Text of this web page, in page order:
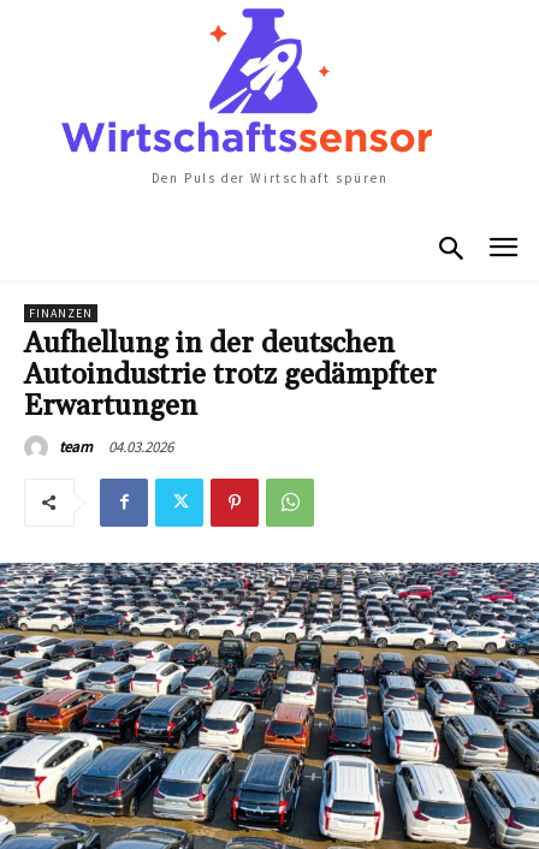
Den Puls der Wirtschaft spüren
FINANZEN
Aufhellung in der deutschen
Autoindustrie trotz gedämpfter
Erwartungen
team 04.03.2026